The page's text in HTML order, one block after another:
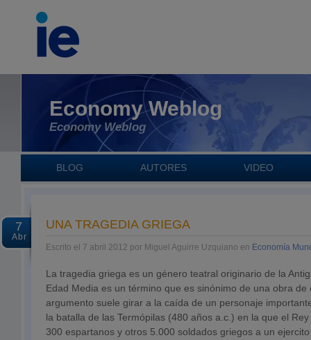
Economy Weblog
Economy Weblog
BLOG AUTORES VIDEO
7
Abr
UNA TRAGEDIA GRIEGA
Escrito el 7 abril 2012 por Miguel Aguirre Uzquiano en Economía
La tragedia griega es un género teatral originario de la
Edad Media es un término que es sinónimo de una obra de
argumento suele girar a la caída de un personaje
la batalla de las Termópilas (480 años a.c.) en la que el
300 espartanos y otros 5.000 soldados griegos a un